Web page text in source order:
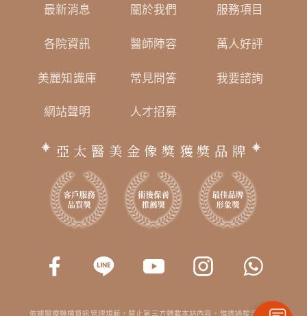
最新消息 關於我們 服務項目
各院資訊 醫師陣容 萬人好評
美麗知識庫 常見問答 我要諮詢
網站聲明 人才招募
亞太醫美金像獎獲獎品牌
依據醫療機構資訊管理規範，禁止第三方轉載本站內容。惟透過搜尋